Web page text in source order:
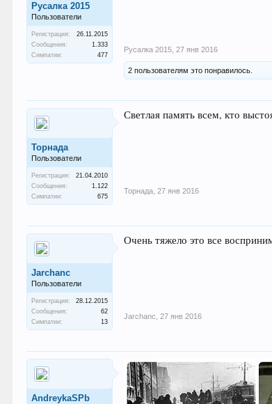
Русалка 2015
Пользователи
Регистрация:
26.11.2015
Сообщения:
1.333
Симпатии:
477
Русалка 2015 27 янв 2016
2 пользователям это понравилось.
Торнада
Пользователи
Регистрация:
21.04.2010
Сообщения:
1.122
Симпатии:
675
Светлая память всем, кто
Торнада 27 янв 2016
Jarchanc
Пользователи
Регистрация:
28.12.2015
Сообщения:
62
Симпатии:
13
Очень тяжело это все
Jarchanc 27 янв 2016
AndreykaSPb